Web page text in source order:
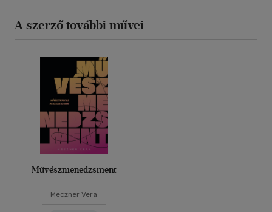
A szerző további művei
Művészmenedzsment
Meczner Vera